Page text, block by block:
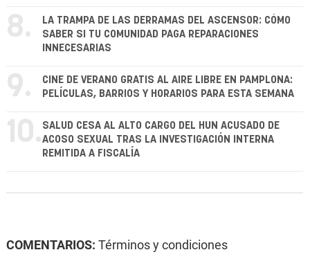
8.
LA TRAMPA DE LAS DERRAMAS DEL ASCENSOR: CÓMO
SABER SI TU COMUNIDAD PAGA REPARACIONES
INNECESARIAS
9.
CINE DE VERANO GRATIS AL AIRE LIBRE EN PAMPLONA:
PELÍCULAS, BARRIOS Y HORARIOS PARA ESTA SEMANA
10. SALUD CESA AL ALTO CARGO DEL HUN ACUSADO DE
ACOSO SEXUAL TRAS LA INVESTIGACIÓN INTERNA
REMITIDA A FISCALÍA
COMENTARIOS: Términos y condiciones